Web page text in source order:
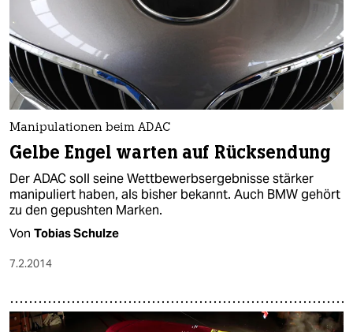
Manipulationen beim ADAC
Gelbe Engel warten auf Rücksendung
Der ADAC soll seine Wettbewerbsergebnisse stärker
manipuliert haben, als bisher bekannt. Auch BMW gehört
zu den gepushten Marken.
Von Tobias Schulze
7.2.2014